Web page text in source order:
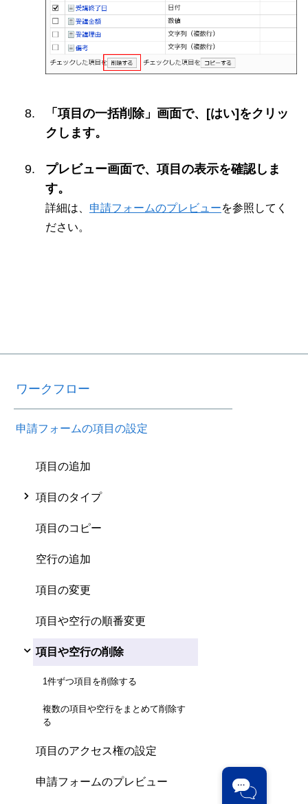
「項目の一括削除」画面で、[はい]をクリッ
クします。
プレビュー画面で、項目の表示を確認しま
す。
詳細は、 申請フォームのプレビューを参照してく
ださい。
ワークフロー
申請フォームの項目の設定
項目の追加
項目のタイプ
項目のコピー
空行の追加
項目の変更
項目や空行の順番変更
項目や空行の削除
1件ずつ項目を削除する
複数の項目や空行をまとめて削除す
る
項目のアクセス権の設定
申請フォームのプレビュー